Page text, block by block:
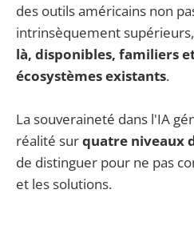
des outils américains non
intrinsèquement
là, disponibles, familiers
écosystèmes existants.
La souveraineté dans l'IA
réalité surquatre niveaux
de distinguer pour ne pas
et les solutions.